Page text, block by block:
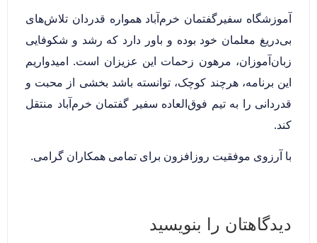
آموزشگاه سفیرگفتمان خرم‌آباد همواره قدردان تلاش‌های
بی‌دریغ معلمان خود بوده و باور دارد که رشد و شکوفایی
زبان‌آموزان، مرهون زحمات این عزیزان است. امیدواریم
این برنامه، هرچند کوچک، توانسته باشد بخشی از محبت و
قدردانی را به تیم فوق‌العاده سفیر گفتمان خرم‌آباد منتقل
کند.
با آرزوی موفقیت روزافزون برای تمامی همکاران گرامی.
دیدگاهتان را بنویسید